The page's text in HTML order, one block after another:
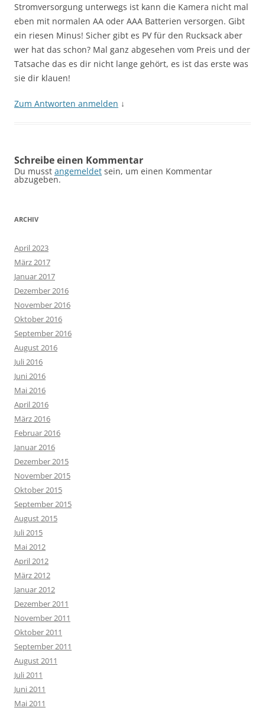
Stromversorgung unterwegs ist kann die Kamera nicht mal
eben mit normalen AA oder AAA Batterien versorgen. Gibt
ein riesen Minus! Sicher gibt es PV für den Rucksack aber
wer hat das schon? Mal ganz abgesehen vom Preis und der
Tatsache das es dir nicht lange gehört, es ist das erste was
sie dir klauen!
Zum Antworten anmelden ↓
Schreibe einen Kommentar
Du musst angemeldet sein, um einen Kommentar
abzugeben.
ARCHIV
April 2023
März 2017
Januar 2017
Dezember 2016
November 2016
Oktober 2016
September 2016
August 2016
Juli 2016
Juni 2016
Mai 2016
April 2016
März 2016
Februar 2016
Januar 2016
Dezember 2015
November 2015
Oktober 2015
September 2015
August 2015
Juli 2015
Mai 2012
April 2012
März 2012
Januar 2012
Dezember 2011
November 2011
Oktober 2011
September 2011
August 2011
Juli 2011
Juni 2011
Mai 2011